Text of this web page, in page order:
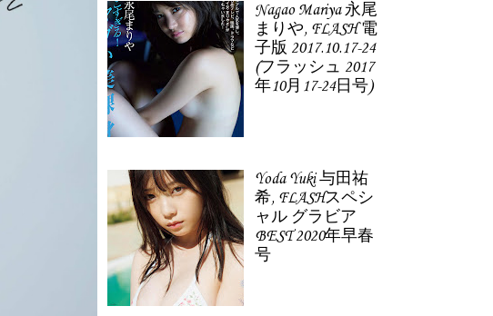
Nagao Mariya 永尾
まりや, FLASH 電
子版 2017.10.17-24
(フラッシュ 2017
年10月17-24日号)
Yoda Yuki 与田祐
希, FLASHスペシ
ャル グラビア
BEST 2020年早春
号